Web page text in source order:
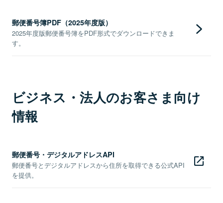
郵便番号簿PDF（2025年度版）
2025年度版郵便番号簿をPDF形式でダウンロードできま
す。
ビジネス・法人のお客さま向け
情報
郵便番号・デジタルアドレスAPI
郵便番号とデジタルアドレスから住所を取得できる公式API
を提供。